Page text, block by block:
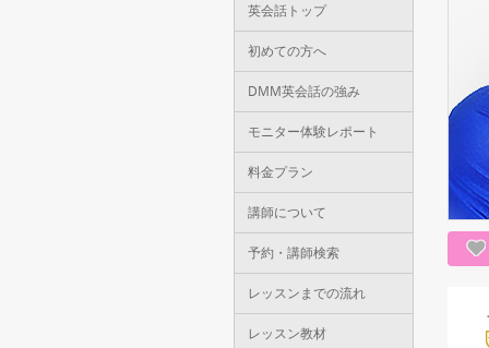
英会話トップ
初めての方へ
DMM英会話の強み
モニター体験レポート
料金プラン
講師について
予約・講師検索
レッスンまでの流れ
レッスン教材